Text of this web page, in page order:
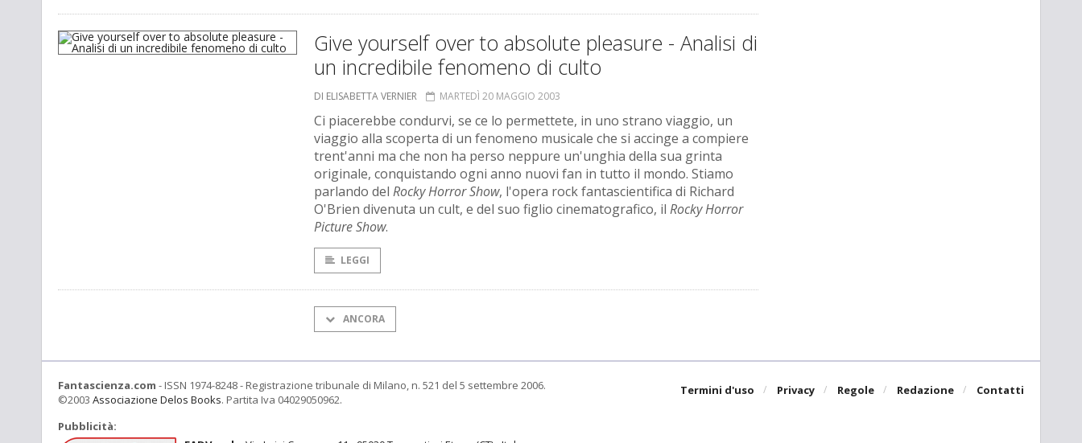
Give yourself over to absolute pleasure - Analisi di
un incredibile fenomeno di culto
DI ELISABETTA VERNIER MARTEDÌ 20 MAGGIO 2003
Ci piacerebbe condurvi, se ce lo permettete, in uno strano viaggio, un
viaggio alla scoperta di un fenomeno musicale che si accinge a compiere
trent'anni ma che non ha perso neppure un'unghia della sua grinta
originale, conquistando ogni anno nuovi fan in tutto il mondo. Stiamo
parlando del Rocky Horror Show, l'opera rock fantascientifica di Richard
O'Brien divenuta un cult, e del suo figlio cinematografico, il Rocky Horror
Picture Show.
LEGGI
ANCORA
Termini d'uso Privacy Regole Redazione Contatti
Fantascienza.com - ISSN 1974-8248 - Registrazione tribunale di Milano, n. 521 del 5 settembre 2006.
©2003 Associazione Delos Books. Partita Iva 04029050962.
Pubblicità: